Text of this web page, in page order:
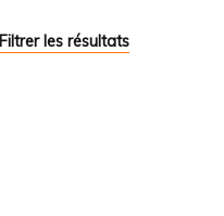
Filtrer les résultats